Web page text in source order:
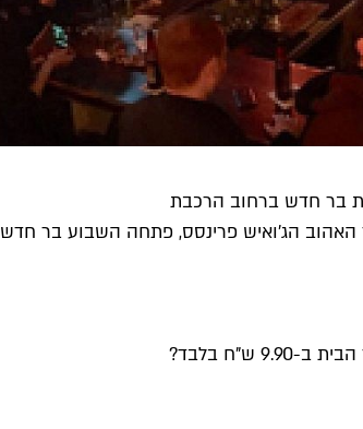
בר חדש ברחוב הרכבת
האהוב הג'ואיש פרינסס, פתחה השבוע בר חדש